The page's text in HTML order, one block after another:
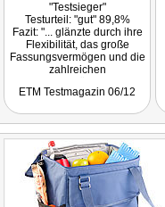
"Testsieger"
Testurteil: "gut" 89,8%
Fazit: "... glänzte durch ihre
Flexibilität, das große
Fassungsvermögen und die
zahlreichen
ETM Testmagazin 06/12